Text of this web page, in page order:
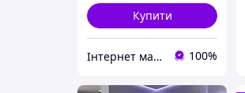
Купити
Інтернет магазин Астрей 100%